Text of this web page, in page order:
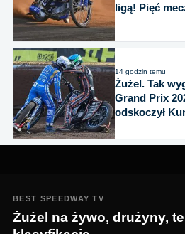
ligą! Pięć
14 godzin temu
Żużel. Tak
Grand Prix
odskoczył
BEST SPEEDWAY TV
Żużel na żywo, drużyny,